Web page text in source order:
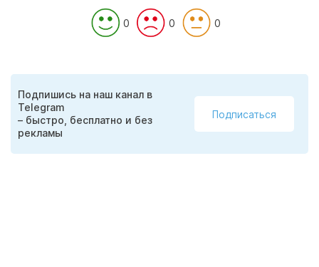
0 0 0
Подпишись на наш канал в
Telegram
– быстро, бесплатно и без
рекламы
Подписаться